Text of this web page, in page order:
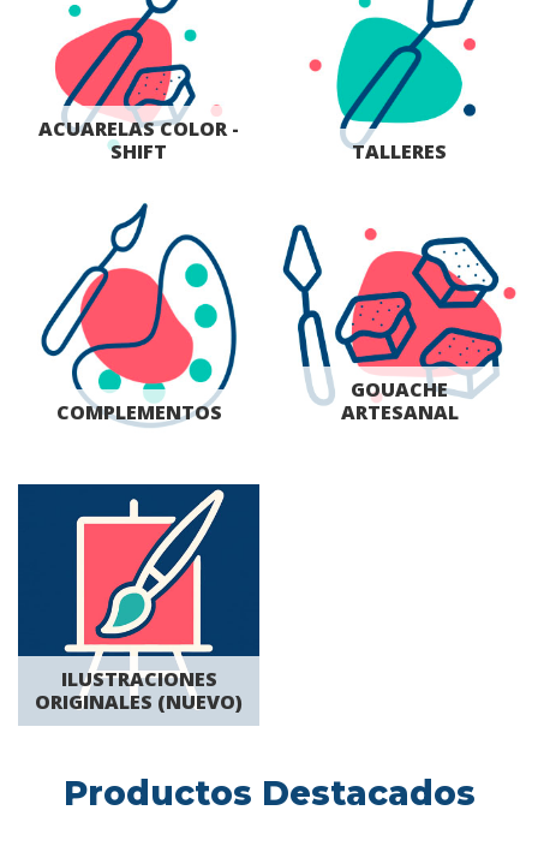
ACUARELAS COLOR -
SHIFT
TALLERES
COMPLEMENTOS
GOUACHE
ARTESANAL
ILUSTRACIONES
ORIGINALES (NUEVO)
Productos Destacados